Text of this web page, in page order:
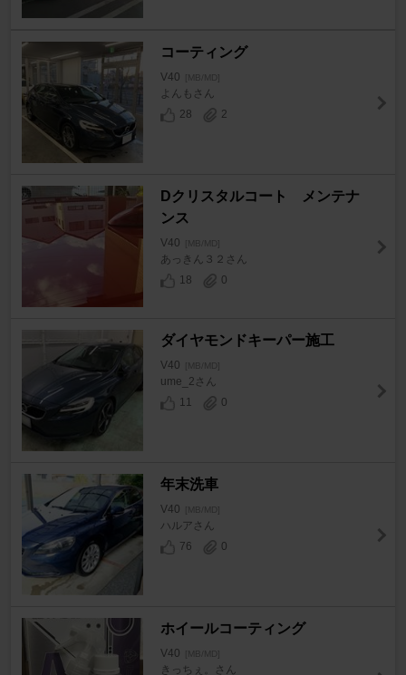
コーティング
V40 [MB/MD]
よんもさん
28
2
Dクリスタルコート メンテナ
ンス
V40 [MB/MD]
あっきん３２さん
18
0
ダイヤモンドキーパー施工
V40 [MB/MD]
ume_2さん
11
0
年末洗車
V40 [MB/MD]
ハルアさん
76
0
ホイールコーティング
V40 [MB/MD]
きっちぇ。さん